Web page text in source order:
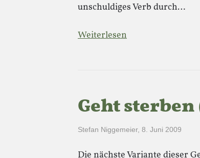
unschuldiges Verb durch…
Weiterlesen
Geht sterben
Stefan Niggemeier, 8. Juni 2009
Die nächste Variante dieser